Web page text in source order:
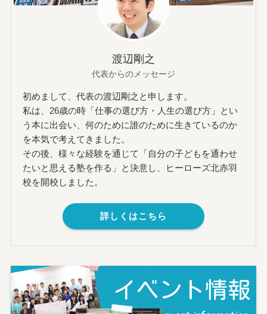
渡辺剛之
代表からのメッセージ
初めまして、代表の渡辺剛之と申します。
私は、26歳の時「仕事の選び方・人生の選び方」とい
う本に出会い、何のために誰のために生きているのか
を本気で考えてきました。
その後、様々な経験を通じて「自分の子どもを通わせ
たいと思える塾を作る」と決意し、ヒーローズ北赤羽
校を開校しました。
詳しくはこちら